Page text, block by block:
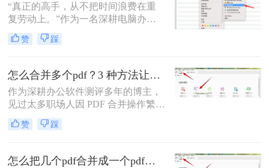
“真正的高手，从不把时间浪费在重
复劳动上。”作为一名深耕电脑办公
软件测评多年的博主，我深知PDF文
件处理是每个职场人和内容创作者的
琐、安全隐患——这些痛点几乎每天
都在消耗我们的时间和耐心。
赞 踩
怎么合并多个pdf？3 种方法让效率翻倍”！
作为深耕办公软件测评多年的博主，
见过太多职场人因 PDF 合并操作繁
琐、格式错乱、隐私泄露踩坑。其实
选对方法，1 分钟就能搞定多文件合
赞 踩
怎么把几个pdf合并成一个pdf文件？合并文件的四大高效秘籍，总有一款适合你！